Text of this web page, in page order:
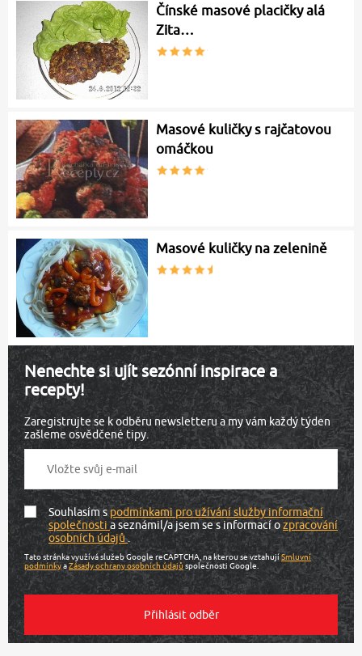
Čínské masové placičky alá
Zita…
Masové kuličky s rajčatovou
omáčkou
Masové kuličky na zelenině
Nenechte si ujít sezónní inspirace a
recepty!
Zaregistrujte se k odběru newsletteru a my vám každý týden
zašleme osvědčené tipy.
Souhlasím spodmínkami pro užívání služby informační
společnostia seznámil/a jsem se s informací ozpracování
osobních údajů.
Tato stránka využívá služeb Google reCAPTCHA, na kterou se vztahujíSmluvní
podmínkyaZásady ochrany osobních údajů společnosti Google.